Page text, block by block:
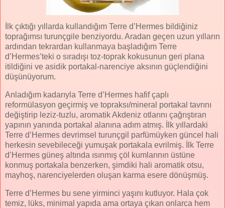
İlk çıktığı yıllarda kullandığım Terre d’Hermes bildiğiniz
toprağımsı turunçgile benziyordu. Aradan geçen uzun yılların
ardından tekrardan kullanmaya başladığım Terre
d’Hermes’teki o sıradışı toz-toprak kokusunun geri plana
itildiğini ve asidik portakal-narenciye aksının güçlendiğini
düşünüyorum.
Anladığım kadarıyla Terre d’Hermes hafif çaplı
reformülasyon geçirmiş ve topraksı/mineral portakal tavrını
değiştirip leziz-tuzlu, aromatik Akdeniz otlarını çağrıştıran
yapının yanında portakal alanına adım atmış. İlk yıllardaki
Terre d’Hermes devrimsel turunçgil parfümüyken güncel hali
herkesin sevebileceği yumuşak portakala evrilmiş. İlk Terre
d’Hermes güneş altında ısınmış çöl kumlarının üstüne
konmuş portakala benzerken, şimdiki hali aromatik otsu,
mayhoş, narenciyelerden oluşan karma esere dönüşmüş.
Terre d’Hermes bu sene yirminci yaşını kutluyor. Hala çok
temiz, lüks, minimal yapıda ama ortaya çıkan onlarca hem